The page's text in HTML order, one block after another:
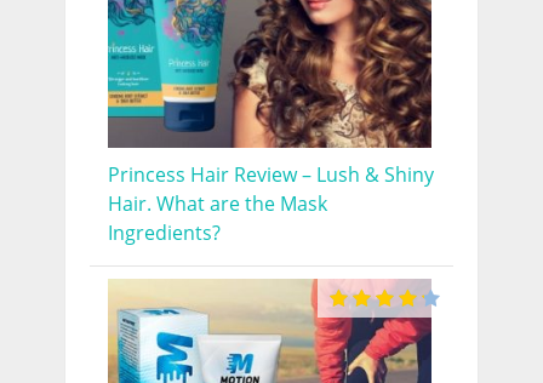
Princess Hair Review – Lush & Shiny
Hair. What are the Mask
Ingredients?